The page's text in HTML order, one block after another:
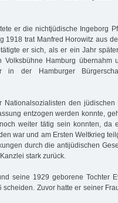
er die nichtjüdische Ingeborg
1918 trat Manfred Horowitz aus
er sich, als er ein Jahr
Volksbühne Hamburg übernahm
in der Hamburger
Nationalsozialisten den jüdischen
entzogen werden konnte,
weiter tätig sein konnten, da
war und am Ersten Weltkrieg
durch die antijüdischen
stark zurück.
seine 1929 geborene Tochter
Zuvor hatte er seiner